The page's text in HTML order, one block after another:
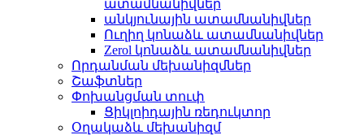
ատամնանիվներ
անկյունային ատամնանիվներ
Ուղիղ կոնաձև ատամնանիվներ
Zerol կոնաձև ատամնանիվներ
Որդանման մեխանիզմներ
Շաֆտներ
Փոխանցման տուփ
Ցիկլոիդային ռեդուկտոր
Օղակաձև մեխանիզմ